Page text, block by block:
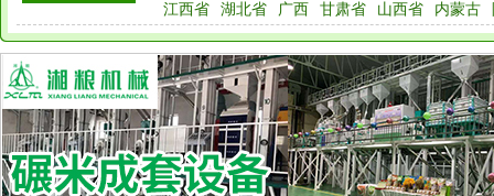
江西省
湖北省 广西 甘肃省 山西省 内蒙古